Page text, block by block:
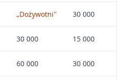
„Dożywotni" 30 000
30 000 15 000
60 000 30 000